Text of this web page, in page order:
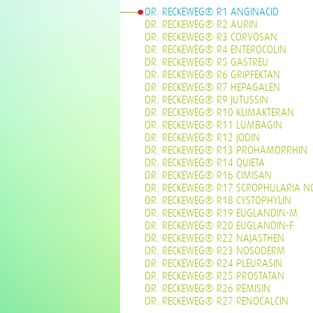
DR. RECKEWEG® R1 ANGINACID
DR. RECKEWEG® R2 AURIN
DR. RECKEWEG® R3 CORVOSAN
DR. RECKEWEG® R4 ENTEROCOLIN
DR. RECKEWEG® R5 GASTREU
DR. RECKEWEG® R6 GRIPFEKTAN
DR. RECKEWEG® R7 HEPAGALEN
DR. RECKEWEG® R9 JUTUSSIN
DR. RECKEWEG® R10 KLIMAKTERAN
DR. RECKEWEG® R11 LUMBAGIN
DR. RECKEWEG® R12 JODIN
DR. RECKEWEG® R13 PROHÄMORRHIN
DR. RECKEWEG® R14 QUIETA
DR. RECKEWEG® R16 CIMISAN
DR. RECKEWEG® R17 SCROPHULARIA
DR. RECKEWEG® R18 CYSTOPHYLIN
DR. RECKEWEG® R19 EUGLANDIN-M
DR. RECKEWEG® R20 EUGLANDIN-F
DR. RECKEWEG® R22 NAJASTHEN
DR. RECKEWEG® R23 NOSODERM
DR. RECKEWEG® R24 PLEURASIN
DR. RECKEWEG® R25 PROSTATAN
DR. RECKEWEG® R26 REMISIN
DR. RECKEWEG® R27 RENOCALCIN